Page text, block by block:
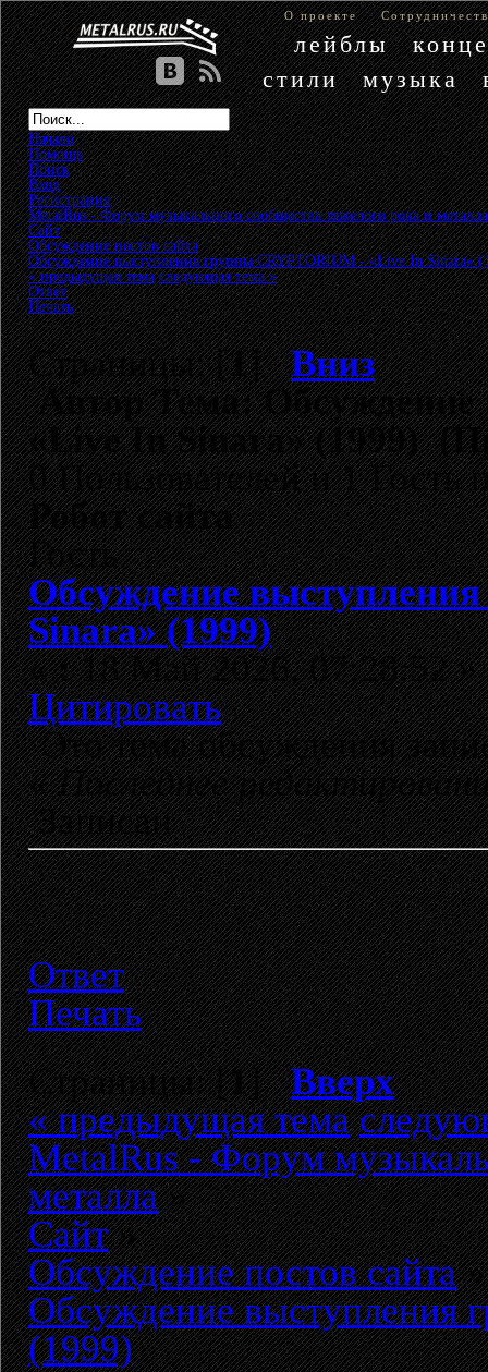
О проекте
лейблы
стили
музыка
Начало
Помощь
Поиск
Вход
Регистрация
MetalRus - Форум музыкального сообщества тяжелого рока и металла
Сайт»
Обсуждение постов сайта»
Обсуждение выступления группы CRYPTORIUM - «Live In Sinara»
« предыдущая тема следующая тема »
Ответ
Печать
Страницы: [1]Вниз
АвторТема: Обсуждение
«Live In Sinara» (1999)
0 Пользователей и 1 Гость
Робот сайта
Гость
Обсуждение
Sinara» (1999)
«:18 Май 2026, 07:28:52 »
Цитировать
Это тема обсуждения
«Последнее
Записан
Ответ
Печать
Страницы: [1]Вверх
« предыдущая тема
MetalRus - Форум
металла»
Сайт»
Обсуждение постов сайта»
Обсуждение выступления
(1999)